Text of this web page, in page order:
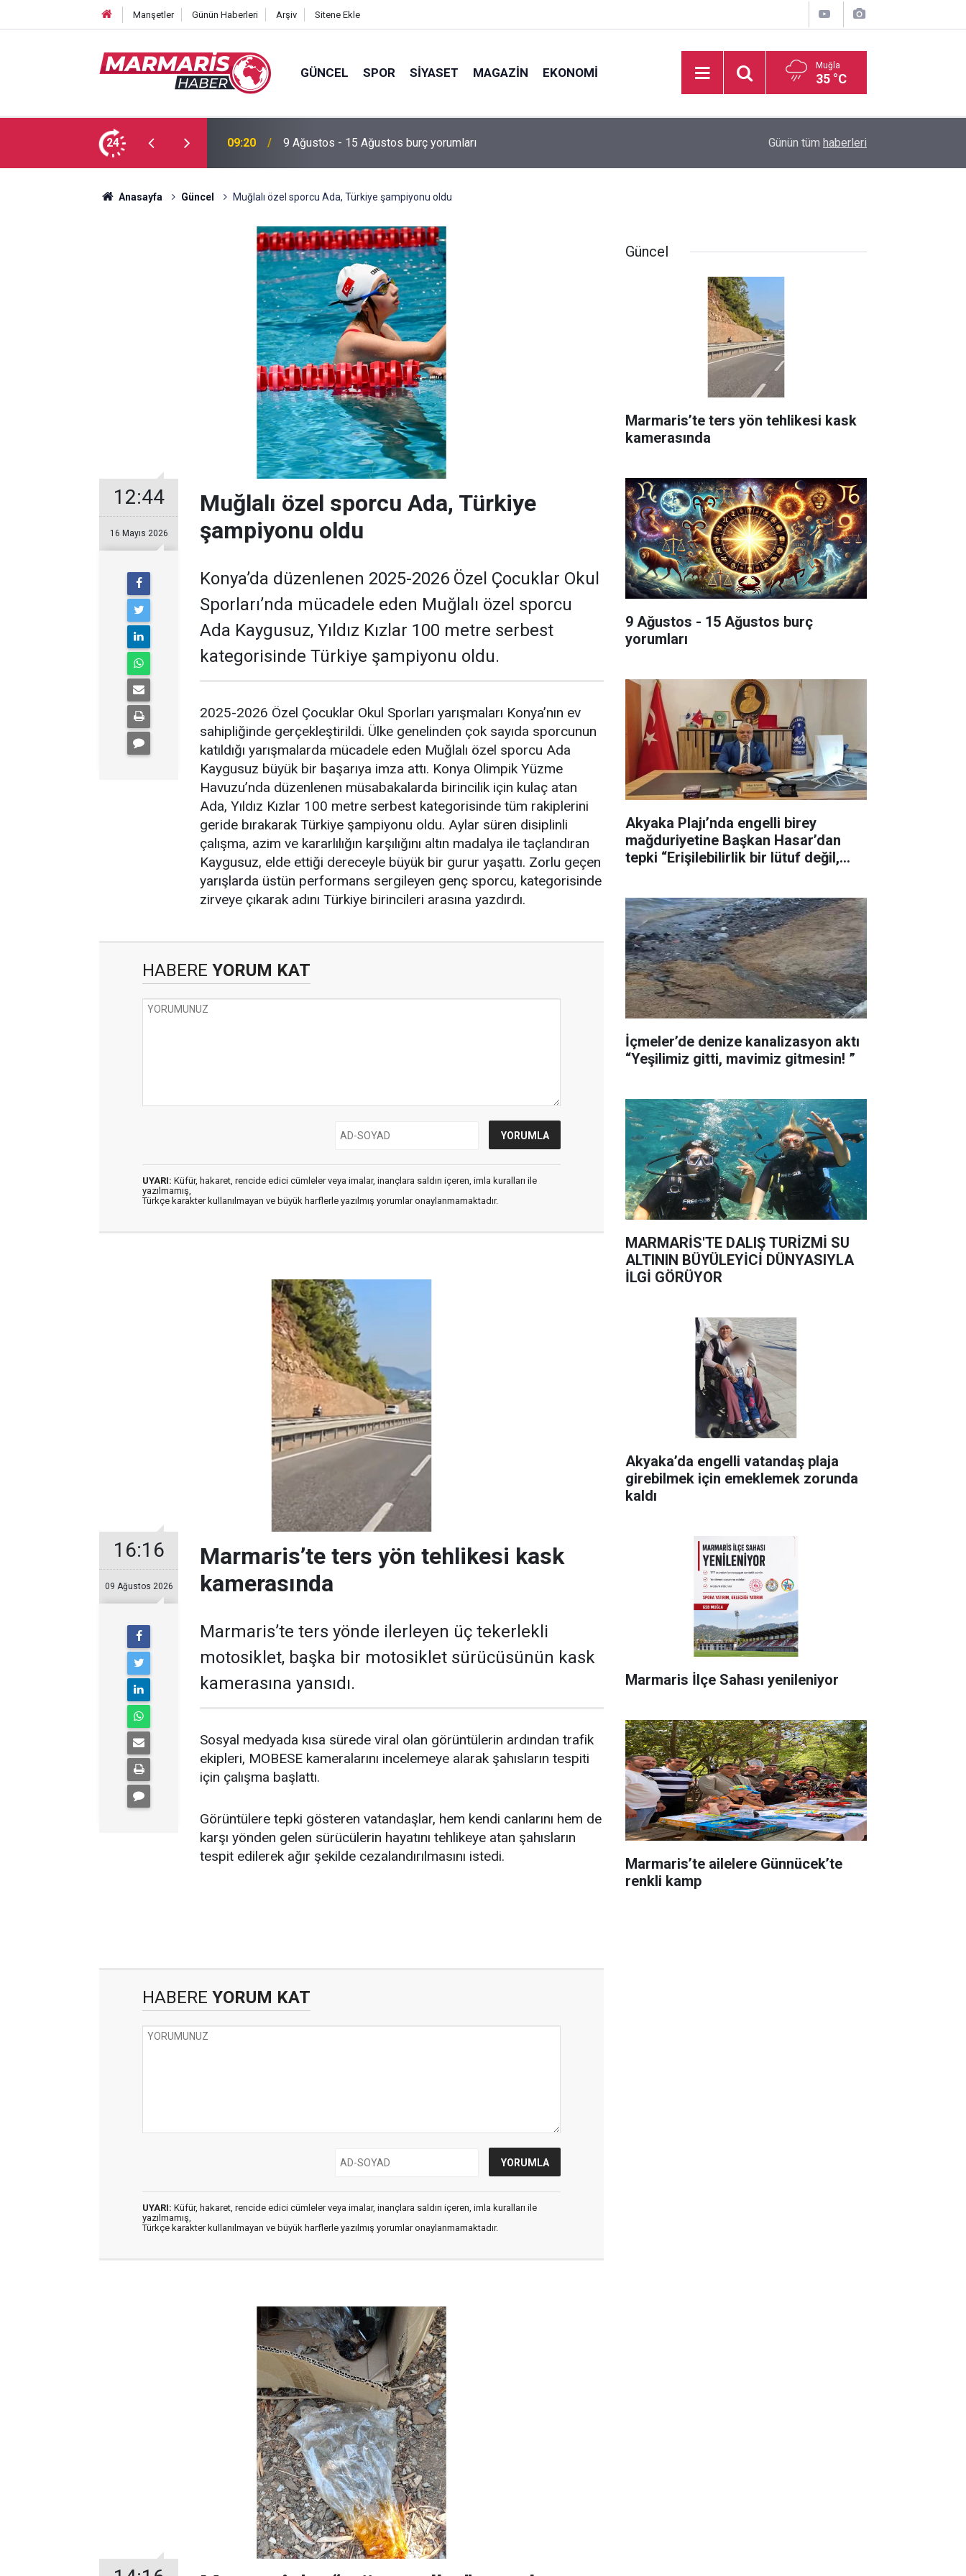
Manşetler Günün Haberleri Arşiv Sitene Ekle
GÜNCEL SPOR SIYASET MAGAZIN EKONOMI Muğla
35 °C
24 09:20 9 Ağustos - 15 Ağustos burç yorumları
“Erişilebilirlik bir lütuf değil, haktır”
Günün tüm haberleri
Anasayfa Güncel Muğlalı özel sporcu Ada, Türkiye şampiyonu oldu
12:44
16 Mayıs 2026
Muğlalı özel sporcu Ada, Türkiye
şampiyonu oldu
Konya’da düzenlenen 2025-2026 Özel Çocuklar Okul
Sporları’nda mücadele eden Muğlalı özel sporcu
Ada Kaygusuz, Yıldız Kızlar 100 metre serbest
kategorisinde Türkiye şampiyonu oldu.
2025-2026 Özel Çocuklar Okul Sporları yarışmaları Konya’nın ev
sahipliğinde gerçekleştirildi. Ülke genelinden çok sayıda sporcunun
katıldığı yarışmalarda mücadele eden Muğlalı özel sporcu Ada
Kaygusuz büyük bir başarıya imza attı. Konya Olimpik Yüzme
Havuzu’nda düzenlenen müsabakalarda birincilik için kulaç atan
Ada, Yıldız Kızlar 100 metre serbest kategorisinde tüm rakiplerini
geride bırakarak Türkiye şampiyonu oldu. Aylar süren disiplinli
çalışma, azim ve kararlılığın karşılığını altın madalya ile taçlandıran
Kaygusuz, elde ettiği dereceyle büyük bir gurur yaşattı. Zorlu geçen
yarışlarda üstün performans sergileyen genç sporcu, kategorisinde
zirveye çıkarak adını Türkiye birincileri arasına yazdırdı.
HABERE YORUM KAT
UYARI: Küfür, hakaret, rencide edici cümleler veya imalar, inançlara saldırı içeren, imla kuralları ile
yazılmamış,
Türkçe karakter kullanılmayan ve büyük harflerle yazılmış yorumlar onaylanmamaktadır.
16:16
09 Ağustos 2026
Marmaris’te ters yön tehlikesi kask
kamerasında
Marmaris’te ters yönde ilerleyen üç tekerlekli
motosiklet, başka bir motosiklet sürücüsünün kask
kamerasına yansıdı.
Sosyal medyada kısa sürede viral olan görüntülerin ardından trafik
ekipleri, MOBESE kameralarını incelemeye alarak şahısların tespiti
için çalışma başlattı.
Görüntülere tepki gösteren vatandaşlar, hem kendi canlarını hem de
karşı yönden gelen sürücülerin hayatını tehlikeye atan şahısların
tespit edilerek ağır şekilde cezalandırılmasını istedi.
HABERE YORUM KAT
UYARI: Küfür, hakaret, rencide edici cümleler veya imalar, inançlara saldırı içeren, imla kuralları ile
yazılmamış,
Türkçe karakter kullanılmayan ve büyük harflerle yazılmış yorumlar onaylanmamaktadır.
Güncel
Marmaris’te ters yön tehlikesi kask
kamerasında
9 Ağustos - 15 Ağustos burç
yorumları
Akyaka Plajı’nda engelli birey
mağduriyetine Başkan Hasar’dan
tepki “Erişilebilirlik bir lütuf değil,
İçmeler’de denize kanalizasyon aktı
“Yeşilimiz gitti, mavimiz gitmesin! ”
MARMARİS'TE DALIŞ TURİZMİ SU
ALTININ BÜYÜLEYİCİ DÜNYASIYLA
İLGİ GÖRÜYOR
Akyaka’da engelli vatandaş plaja
girebilmek için emeklemek zorunda
kaldı
Marmaris İlçe Sahası yenileniyor
Marmaris’te ailelere Günnücek’te
renkli kamp